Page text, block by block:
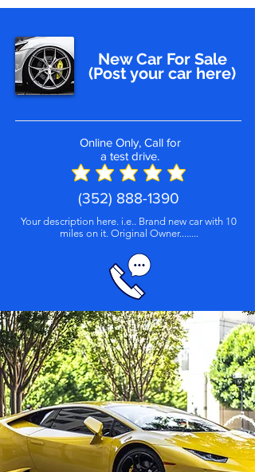
New Car For Sale
(Post your car here)
Online Only, Call for
a test drive.
(352) 888-1390
Your description here. i.e.. Brand new car with 10
miles on it. Original Owner........